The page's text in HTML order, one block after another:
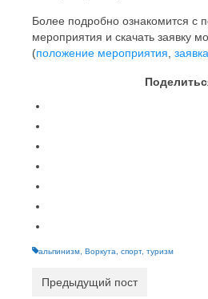
Более подробно ознакомится с
мероприятия и скачать заявку
(положение мероприятия,
альпинизм, Воркута, спорт, туризм
Предыдущий пост